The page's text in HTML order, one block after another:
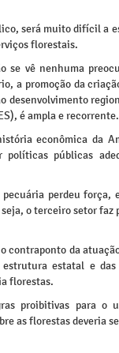
será muito difícil a
florestais.
se vê nenhuma
a promoção da
desenvolvimento
é ampla e recorrente.
econômica da
públicas
perdeu força,
o terceiro setor faz
contraponto da
estatal e das
florestas.
proibitivas para o
as florestas deveria